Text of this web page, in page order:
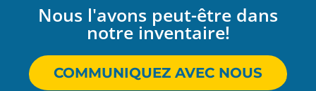
Nous l'avons peut-être dans
notre inventaire!
COMMUNIQUEZ AVEC NOUS